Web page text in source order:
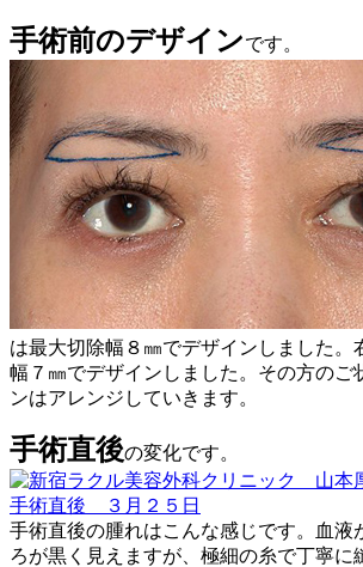
手術前のデザインです。
は最大切除幅８㎜でデザインしました。
幅７㎜でデザインしました。その方のご
ンはアレンジしていきます。
手術直後の変化です。
手術直後の腫れはこんな感じです。血液
ろが黒く見えますが、極細の糸で丁寧に